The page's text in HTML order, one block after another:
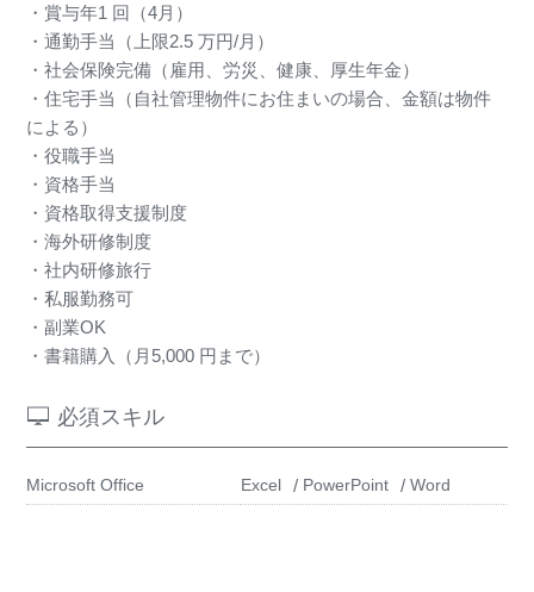
・賞与年1 回（4月）
・通勤手当（上限2.5 万円/月）
・社会保険完備（雇用、労災、健康、厚生年金）
・住宅手当（自社管理物件にお住まいの場合、金額は物件
による）
・役職手当
・資格手当
・資格取得支援制度
・海外研修制度
・社内研修旅行
・私服勤務可
・副業OK
・書籍購入（月5,000 円まで）
必須スキル
Microsoft Office Excel PowerPoint Word